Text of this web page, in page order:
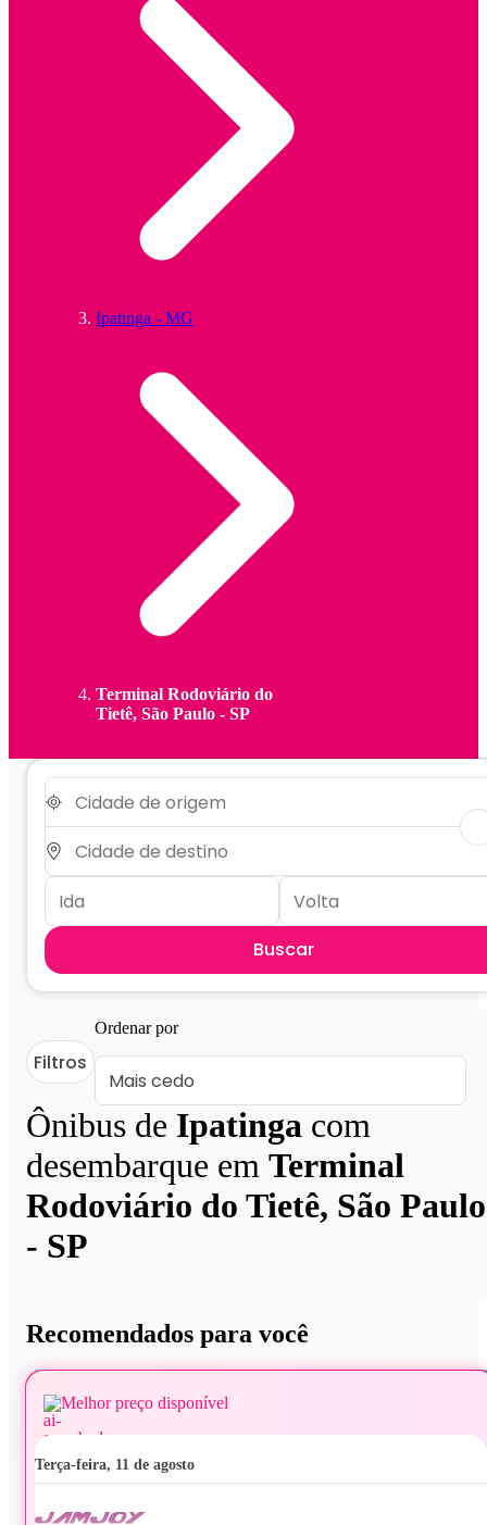
Ipatinga - MG
Terminal Rodoviário do
Tietê, São Paulo - SP
Buscar
Ônibus de Ipatinga com
desembarque em Terminal
Rodoviário do Tietê, São Paulo
- SP
Filtros
Ordenar por
Recomendados para você
Melhor preço disponível
terça-feira, 11 de agosto